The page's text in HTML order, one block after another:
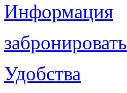
Информация
забронировать
Удобства